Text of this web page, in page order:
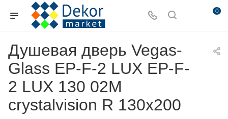
0
Душевая дверь Vegas-
Glass EP-F-2 LUX EP-F-
2 LUX 130 02М
crystalvision R 130х200